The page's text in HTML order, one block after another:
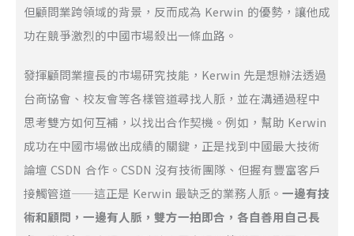
但顧問業跨領域的背景，反而成為 Kerwin 的優勢，讓他成
功在競爭激烈的中國市場殺出一條血路。
發揮顧問業擅長的市場研究技能，Kerwin 先是想辦法透過
台商協會、校友會等各樣管道尋找人脈，並在溝通過程中
思考雙方如何互補，以找出合作契機。例如，幫助 Kerwin
成功在中國市場做出成績的關鍵，正是找到中國最大技術
論壇 CSDN 合作。CSDN 沒有技術團隊、但握有豐富客戶
接觸管道——這正是 Kerwin 最缺乏的業務人脈。 一邊有技
術和顧問，一邊有人脈，雙方一拍即合，各自善用自己長